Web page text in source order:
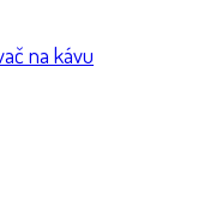
na kávu